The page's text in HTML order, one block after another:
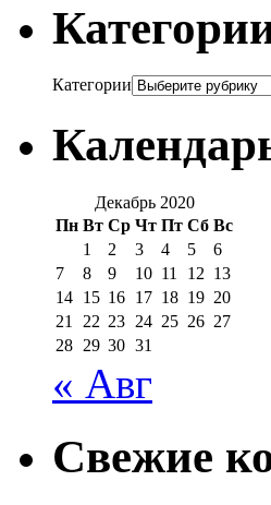
Категории
Декабрь 2020
Пн Вт Ср Чт Пт Сб Вс
1
2 3 4 5
6
7
8 9 10 11 12 13
14 15 16 17 18 19 20
21
22 23 24 25 26 27
28 29 30 31
« Авг
Свежие